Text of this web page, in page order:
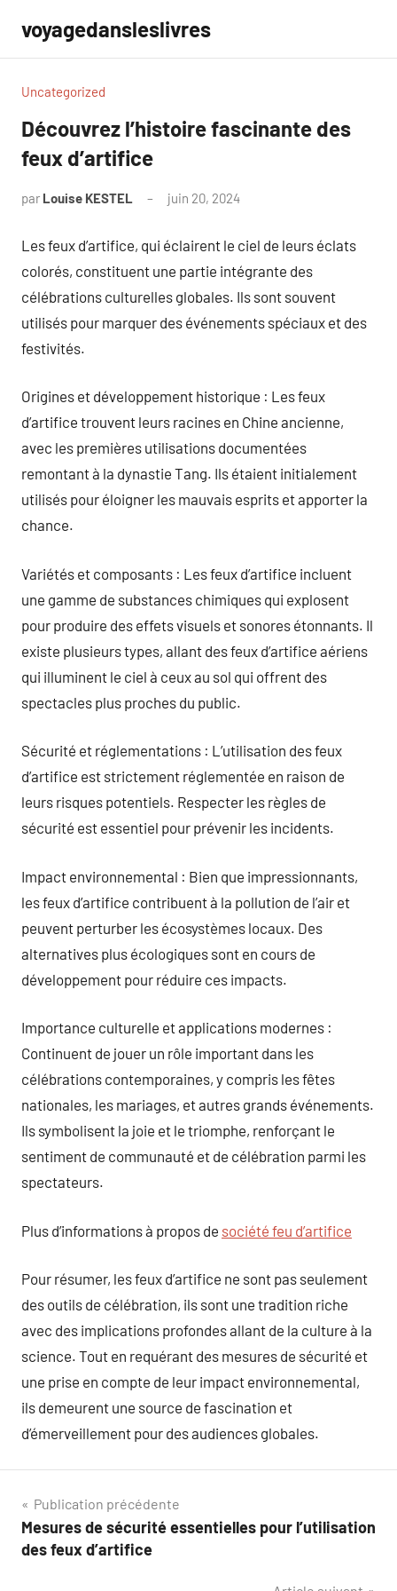
contenu
voyagedansleslivres
Uncategorized
Découvrez l’histoire fascinante des
feux d’artifice
par Louise KESTEL juin 20, 2024
Les feux d’artifice, qui éclairent le ciel de leurs éclats
colorés, constituent une partie intégrante des
célébrations culturelles globales. Ils sont souvent
utilisés pour marquer des événements spéciaux et des
festivités.
Origines et développement historique : Les feux
d’artifice trouvent leurs racines en Chine ancienne,
avec les premières utilisations documentées
remontant à la dynastie Tang. Ils étaient initialement
utilisés pour éloigner les mauvais esprits et apporter la
chance.
Variétés et composants : Les feux d’artifice incluent
une gamme de substances chimiques qui explosent
pour produire des effets visuels et sonores étonnants. Il
existe plusieurs types, allant des feux d’artifice aériens
qui illuminent le ciel à ceux au sol qui offrent des
spectacles plus proches du public.
Sécurité et réglementations : L’utilisation des feux
d’artifice est strictement réglementée en raison de
leurs risques potentiels. Respecter les règles de
sécurité est essentiel pour prévenir les incidents.
Impact environnemental : Bien que impressionnants,
les feux d’artifice contribuent à la pollution de l’air et
peuvent perturber les écosystèmes locaux. Des
alternatives plus écologiques sont en cours de
développement pour réduire ces impacts.
Importance culturelle et applications modernes :
Continuent de jouer un rôle important dans les
célébrations contemporaines, y compris les fêtes
nationales, les mariages, et autres grands événements.
Ils symbolisent la joie et le triomphe, renforçant le
sentiment de communauté et de célébration parmi les
spectateurs.
Plus d’informations à propos de société feu d’artifice
Pour résumer, les feux d’artifice ne sont pas seulement
des outils de célébration, ils sont une tradition riche
avec des implications profondes allant de la culture à la
science. Tout en requérant des mesures de sécurité et
une prise en compte de leur impact environnemental,
ils demeurent une source de fascination et
d’émerveillement pour des audiences globales.
Navigation
de
Publication précédente
Mesures de sécurité essentielles pour l’utilisation
des feux d’artifice